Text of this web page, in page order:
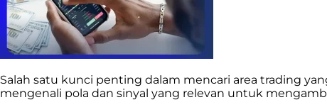
Salah satu kunci penting dalam mencari area trading
mengenali pola dan sinyal yang relevan untuk